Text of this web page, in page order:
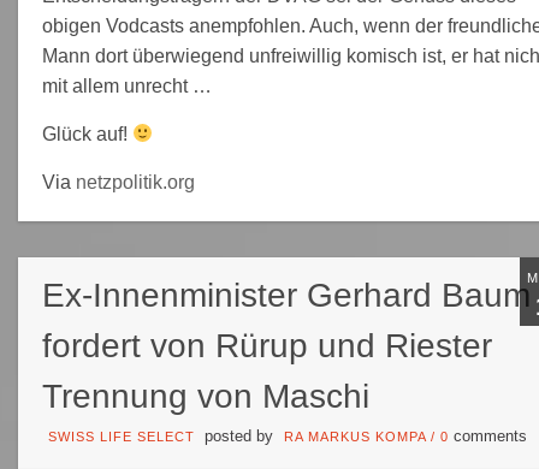
obigen Vodcasts anempfohlen. Auch, wenn der
Mann dort überwiegend unfreiwillig komisch ist, er hat
mit allem unrecht …
Glück auf!
Via netzpolitik.org
Ex-Innenminister Gerhard Baum
fordert von Rürup und Riester
Trennung von Maschi
SWISS LIFE SELECT posted by RA MARKUS KOMPA / 0 comments